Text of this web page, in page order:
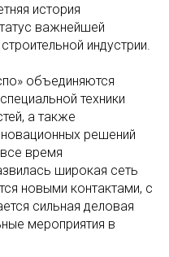
история
важнейшей
индустрии.
объединяются
техники
а также
решений
время
широкая сеть
новыми контактами, с
сильная деловая
мероприятия в